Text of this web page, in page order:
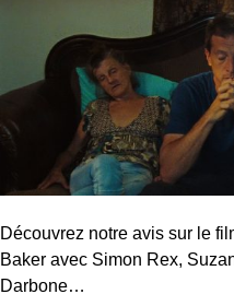
Découvrez notre avis sur le
Baker avec Simon Rex,
Darbone…